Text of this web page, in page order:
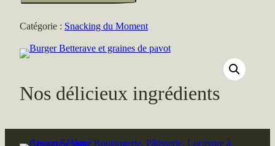
et
de
Catégorie : Snacking du Moment
Nos délicieux ingrédients